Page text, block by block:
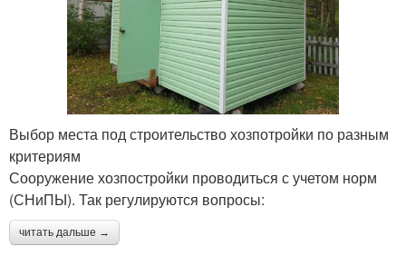
Выбор места под строительство хозпотройки по разным
критериям
Сооружение хозпостройки проводиться с учетом норм
(СНиПЫ). Так регулируются вопросы:
читать дальше →